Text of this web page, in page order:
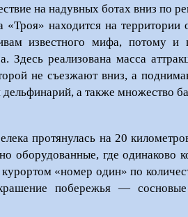
на надувных ботах вниз по
«Троя» находится на
известного мифа, потому и
Здесь реализована масса
не съезжают вниз, а
а также множество
протянулась на 20
оборудованные, где одинаково
курортом «номер один» по
побережья —